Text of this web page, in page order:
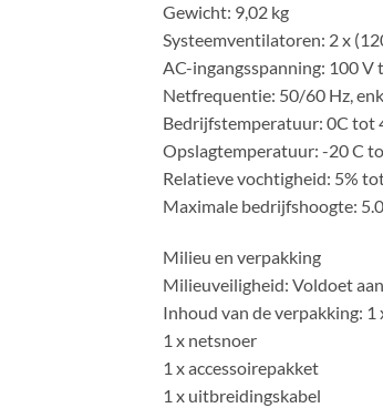
Gewicht: 9,02 kg
Systeemventilatoren: 2 x
AC-ingangsspanning: 100 V
Netfrequentie: 50/60 Hz,
Bedrijfstemperatuur: 0C tot
Opslagtemperatuur: -20 C
Relatieve vochtigheid: 5%
Maximale bedrijfshoogte:
Milieu en verpakking
Milieuveiligheid: Voldoet
Inhoud van de verpakking:
1 x netsnoer
1 x accessoirepakket
1 x uitbreidingskabel